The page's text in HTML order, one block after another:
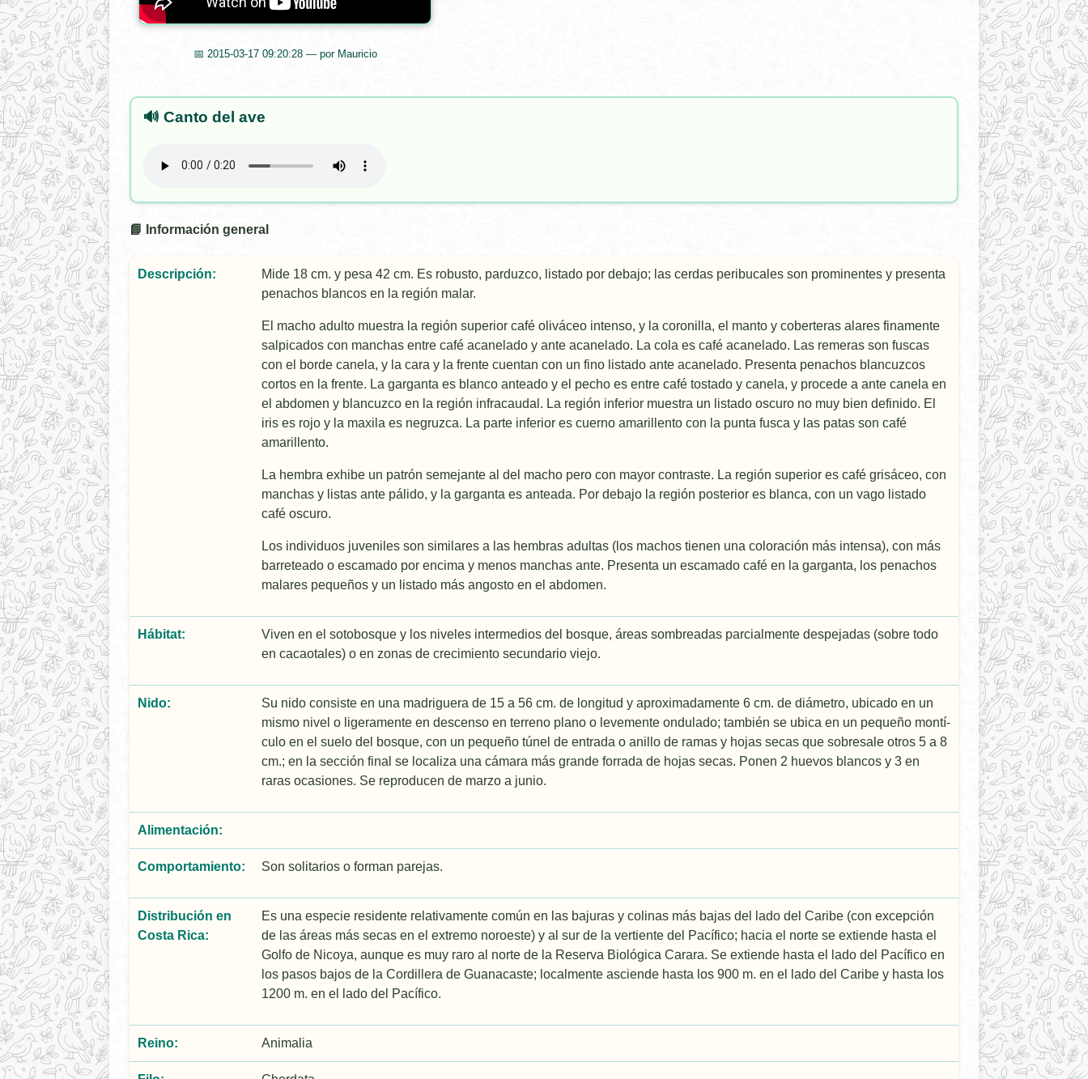
📅 2015-03-17 09:20:28 — por Mauricio
🔊 Canto del ave
📘 Información general
Descripción:
Mide 18 cm. y pesa 42 cm. Es robusto, parduzco, listado por debajo; las cerdas peribucales son prominentes y presenta
penachos blancos en la región malar.
El macho adulto muestra la región superior café oliváceo intenso, y la coronilla, el manto y coberteras alares finamente
salpicados con manchas entre café acanelado y ante acanelado. La cola es café acanelado. Las remeras son fuscas
con el borde canela, y la cara y la frente cuentan con un fino listado ante acanelado. Presenta penachos blancuzcos
cortos en la frente. La garganta es blanco anteado y el pecho es entre café tostado y canela, y procede a ante canela en
el abdomen y blancuzco en la región infracaudal. La región inferior muestra un listado oscuro no muy bien definido. El
iris es rojo y la maxila es negruzca. La parte inferior es cuerno amarillento con la punta fusca y las patas son café
amarillento.
La hembra exhibe un patrón semejante al del macho pero con mayor contraste. La región superior es café grisáceo, con
manchas y listas ante pálido, y la garganta es anteada. Por debajo la región posterior es blanca, con un vago listado
café oscuro.
Los individuos juveniles son similares a las hembras adultas (los machos tienen una coloración más intensa), con más
barreteado o escamado por encima y menos manchas ante. Presenta un escamado café en la garganta, los penachos
malares pequeños y un listado más angosto en el abdomen.
Hábitat:
Viven en el sotobosque y los niveles intermedios del bosque, áreas sombreadas parcialmente despejadas (sobre todo
en cacaotales) o en zonas de crecimiento secundario viejo.
Nido:
Su nido consiste en una madriguera de 15 a 56 cm. de longitud y aproximadamente 6 cm. de diámetro, ubicado en un
mismo nivel o ligeramente en descenso en terreno plano o levemente ondulado; también se ubica en un pequeño montí­
culo en el suelo del bosque, con un pequeño túnel de entrada o anillo de ramas y hojas secas que sobresale otros 5 a 8
cm.; en la sección final se localiza una cámara más grande forrada de hojas secas. Ponen 2 huevos blancos y 3 en
raras ocasiones. Se reproducen de marzo a junio.
Alimentación:
Comportamiento: Son solitarios o forman parejas.
Distribución en
Costa Rica:
Es una especie residente relativamente común en las bajuras y colinas más bajas del lado del Caribe (con excepción
de las áreas más secas en el extremo noroeste) y al sur de la vertiente del Pacífico; hacia el norte se extiende hasta el
Golfo de Nicoya, aunque es muy raro al norte de la Reserva Biológica Carara. Se extiende hasta el lado del Pacífico en
los pasos bajos de la Cordillera de Guanacaste; localmente asciende hasta los 900 m. en el lado del Caribe y hasta los
1200 m. en el lado del Pacífico.
Reino: Animalia